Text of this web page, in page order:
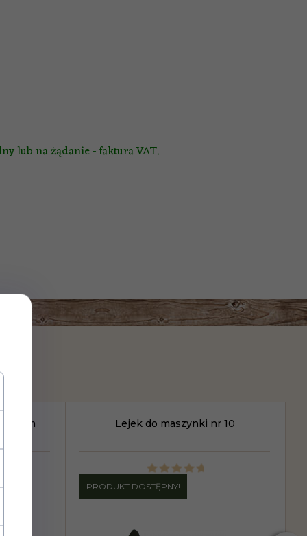
lub na żądanie - faktura VAT.
4 mm Lejek do maszynki nr 10
PRODUKT DOSTĘPNY!